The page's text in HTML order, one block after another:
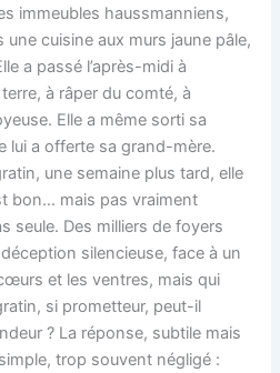
immeubles haussmanniens,
une cuisine aux murs jaune pâle,
a passé l’après-midi à
à râper du comté, à
Elle a même sorti sa
lui a offerte sa grand-mère.
une semaine plus tard, elle
bon… mais pas vraiment
seule. Des milliers de foyers
silencieuse, face à un
et les ventres, mais qui
si prometteur, peut-il
? La réponse, subtile mais
trop souvent négligé :